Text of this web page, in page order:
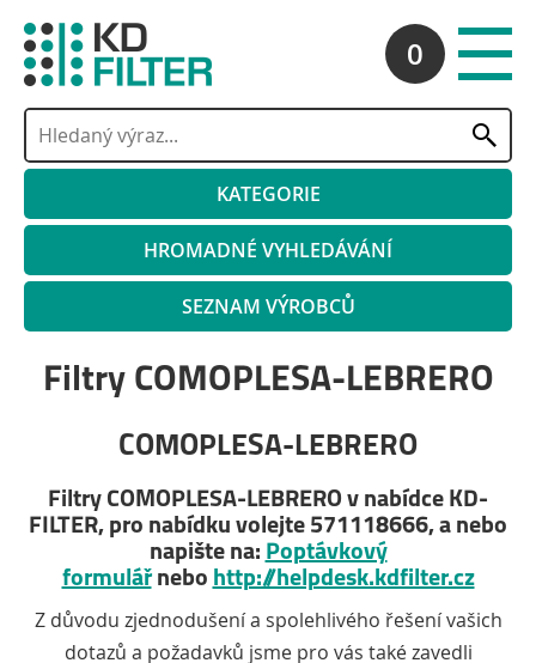
0
KATEGORIE
HROMADNÉ VYHLEDÁVÁNÍ
SEZNAM VÝROBCŮ
Filtry COMOPLESA-LEBRERO
COMOPLESA-LEBRERO
Filtry COMOPLESA-LEBRERO v nabídce KD-
FILTER, pro nabídku volejte 571118666, a nebo
napište na: Poptávkový
formulářnebo http://helpdesk.kdfilter.cz
Z důvodu zjednodušení a spolehlivého řešení vašich
dotazů a požadavků jsme pro vás také zavedli